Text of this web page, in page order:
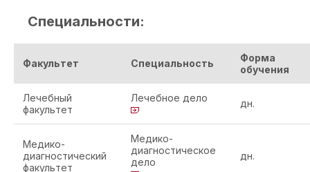
Специальности:
Факультет Специальность
Форма
обучения
Лечебный
факультет
Лечебное дело дн.
Медико-
диагностический
факультет
Медико-
диагностическое
дело
дн.